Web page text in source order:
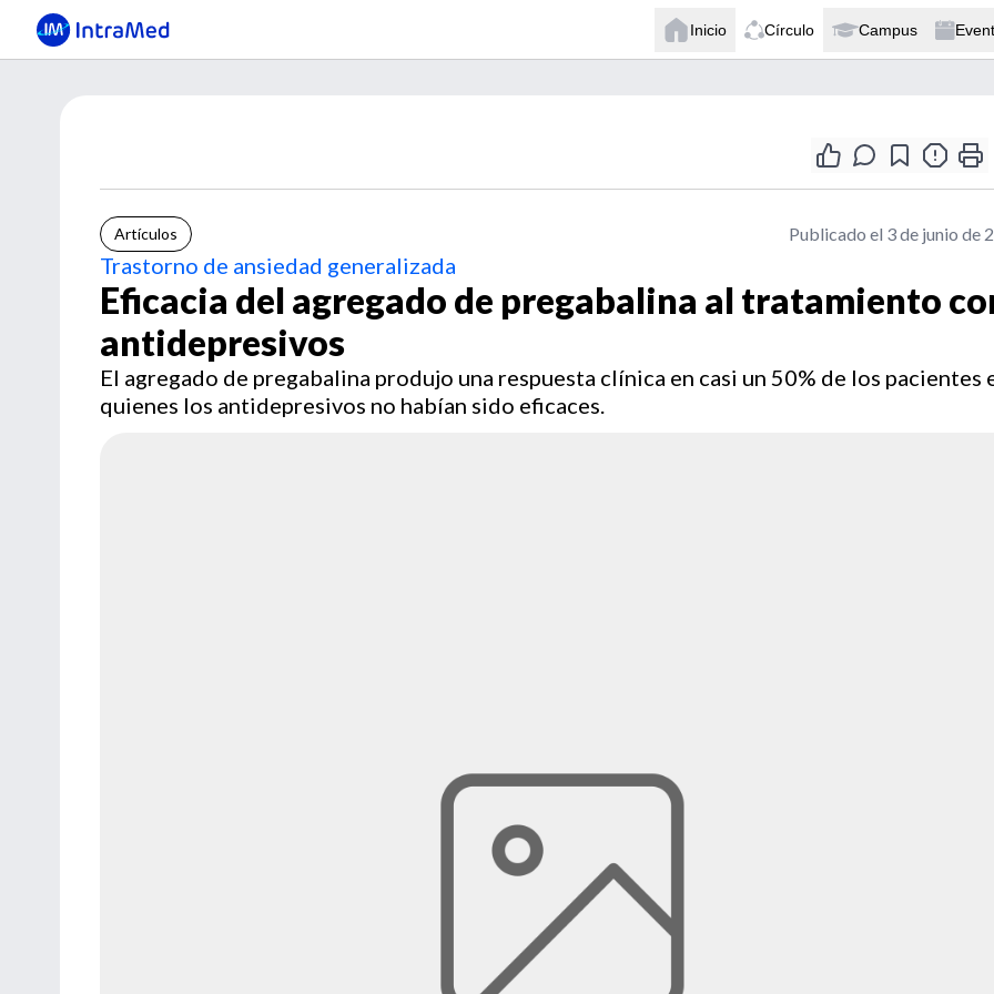
Inicio Círculo Campus
Artículos Publicado el 3 de junio de
Trastorno de ansiedad generalizada
Eficacia del agregado de pregabalina al tratamiento
antidepresivos
El agregado de pregabalina produjo una respuesta clínica en casi un 50% de los pacientes
quienes los antidepresivos no habían sido eficaces.